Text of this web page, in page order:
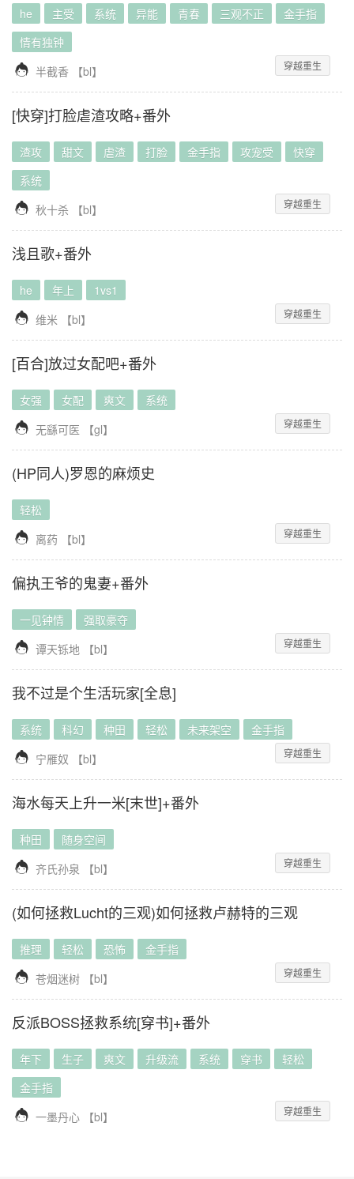
he 主受 系统 异能 青春 三观不正
金手指
情有独钟
 半截香 【bl】 穿越重生
[快穿]打脸虐渣攻略+番外
渣攻 甜文 虐渣 打脸 金手指 攻宠受
快穿
系统
 秋十杀 【bl】 穿越重生
浅且歌+番外
he 年上 1vs1
 维米 【bl】 穿越重生
[百合]放过女配吧+番外
女强 女配 爽文 系统
 无繇可医 【gl】 穿越重生
(HP同人)罗恩的麻烦史
轻松
 离药 【bl】 穿越重生
偏执王爷的鬼妻+番外
一见钟情 强取豪夺
 谭天铄地 【bl】 穿越重生
我不过是个生活玩家[全息]
系统 科幻 种田 轻松 未来架空 金手指
 宁雁奴 【bl】 穿越重生
海水每天上升一米[末世]+番外
种田 随身空间
 齐氏孙泉 【bl】 穿越重生
(如何拯救Lucht的三观)如何拯救卢赫特的三观
推理 轻松 恐怖 金手指
 苍烟迷树 【bl】 穿越重生
反派BOSS拯救系统[穿书]+番外
年下 生子 爽文 升级流 系统 穿书
轻松
金手指
 一墨丹心 【bl】 穿越重生